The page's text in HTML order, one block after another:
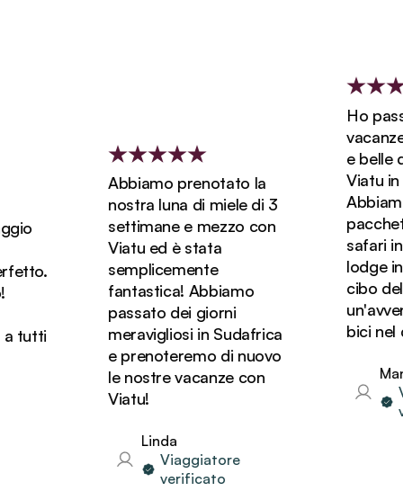
Abbiamo prenotato la
nostra luna di miele di 3
settimane e mezzo con
Viatu ed è stata
semplicemente
fantastica! Abbiamo
passato dei giorni
meravigliosi in Sudafrica
e prenoteremo di nuovo
le nostre vacanze con
Viatu!
Linda
Viaggiatore
verificato
Ho
vacanze
e belle
Viatu in
Abbiamo
safari
lodge in
cibo
bici nel